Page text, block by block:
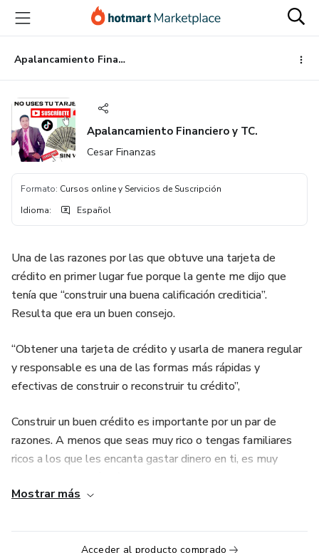
principal
página
de
página
Apalancamiento Financiero y TC.
Apalancamiento Financiero y TC.
Cesar Finanzas
Formato: Cursos online y Servicios de Suscripción
Idioma: Español
Una de las razones por las que obtuve una tarjeta de
crédito en primer lugar fue porque la gente me dijo que
tenía que “construir una buena calificación crediticia”.
Resulta que era un buen consejo.
“Obtener una tarjeta de crédito y usarla de manera regular
y responsable es una de las formas más rápidas y
efectivas de construir o reconstruir tu crédito”,
Construir un buen crédito es importante por un par de
razones. A menos que seas muy rico o tengas familiares
ricos a los que les encanta gastar dinero en ti, es muy
un banco para hacer una compra importante, como un coche
Mostrar más
Acceder al producto comprado